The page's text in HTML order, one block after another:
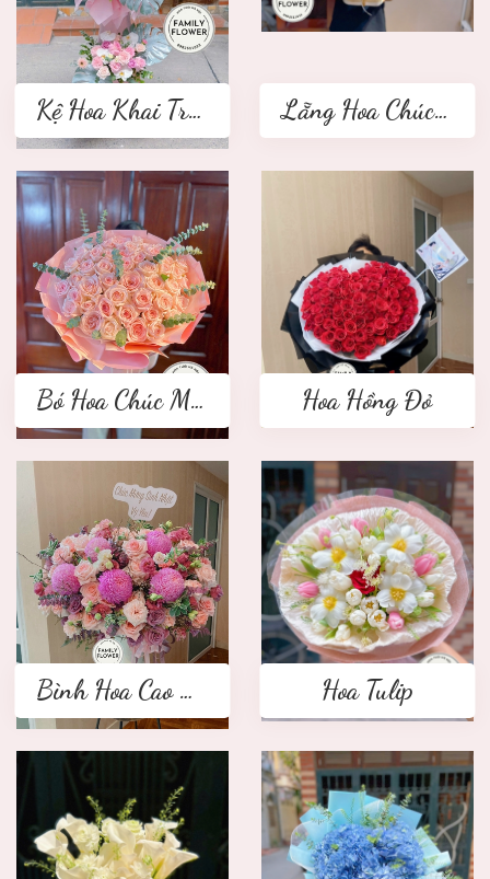
Kệ Hoa Khai Trương 2 tầng Lẵng Hoa Chúc Mừng
Bó Hoa Chúc Mừng Hoa Hồng Đỏ
Bình Hoa Cao Cấp Hoa Tulip